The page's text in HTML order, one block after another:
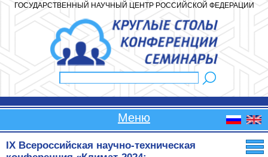
ГОСУДАРСТВЕННЫЙ НАУЧНЫЙ ЦЕНТР РОССИЙСКОЙ ФЕДЕРАЦИИ
Форма поиска
Меню
IX Всероссийская научно-техническая